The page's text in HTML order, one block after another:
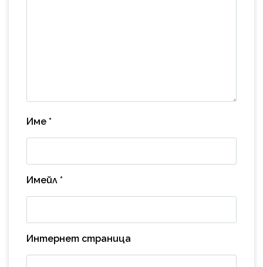
Име *
Имейл *
Интернет страница